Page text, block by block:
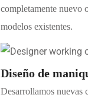
completamente nuevo
modelos existentes.
Diseño de
Desarrollamos nuevas